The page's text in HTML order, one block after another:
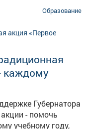
и
и спортивным
для ИЗО и
школьная
Образование
каждому
Губернатора
учебному году,